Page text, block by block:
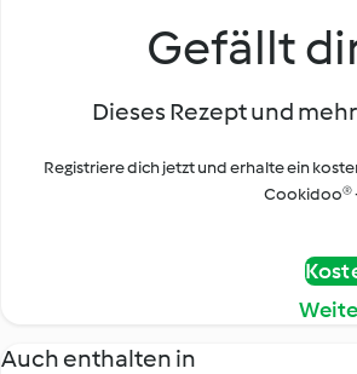
Gefällt
Dieses Rezept und
Registriere dich jetzt und erhalte ein
Cookidoo®
Auch enthalten in